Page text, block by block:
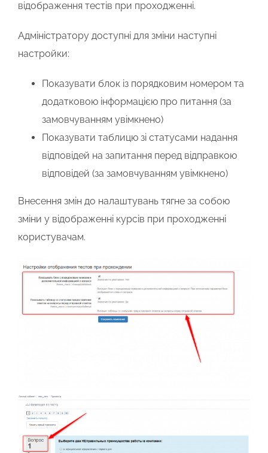
відображення тестів при проходженні.
Адміністратору доступні для зміни наступні
настройки:
Показувати блок із порядковим номером та
додатковою інформацією про питання (за
замовчуванням увімкнено)
Показувати таблицю зі статусами надання
відповідей на запитання перед відправкою
відповідей (за замовчуванням увімкнено)
Внесення змін до налаштувань тягне за собою
зміни у відображенні курсів при проходженні
користувачам.